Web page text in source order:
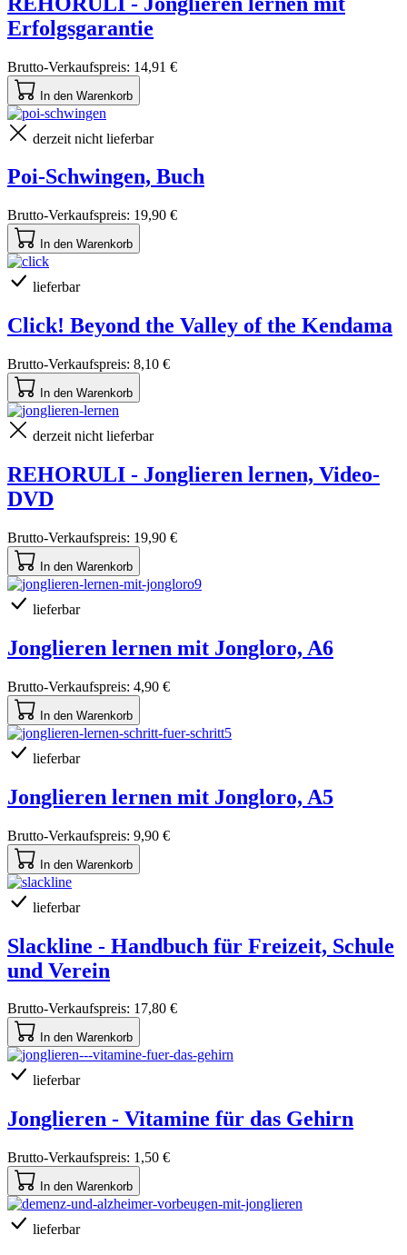
Erfolgsgarantie
Brutto-Verkaufspreis: 14,91 €
In den Warenkorb
derzeit nicht lieferbar
Poi-Schwingen, Buch
Brutto-Verkaufspreis: 19,90 €
In den Warenkorb
lieferbar
Click! Beyond the Valley of the Kendama
Brutto-Verkaufspreis: 8,10 €
In den Warenkorb
derzeit nicht lieferbar
REHORULI - Jonglieren lernen, Video-
DVD
Brutto-Verkaufspreis: 19,90 €
In den Warenkorb
lieferbar
Jonglieren lernen mit Jongloro, A6
Brutto-Verkaufspreis: 4,90 €
In den Warenkorb
lieferbar
Jonglieren lernen mit Jongloro, A5
Brutto-Verkaufspreis: 9,90 €
In den Warenkorb
lieferbar
Slackline - Handbuch für Freizeit, Schule
und Verein
Brutto-Verkaufspreis: 17,80 €
In den Warenkorb
lieferbar
Jonglieren - Vitamine für das Gehirn
Brutto-Verkaufspreis: 1,50 €
In den Warenkorb
lieferbar